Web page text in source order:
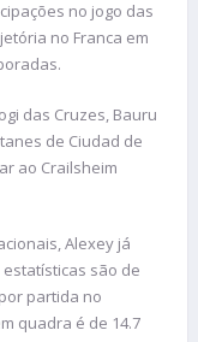
no jogo das
no Franca em
das Cruzes, Bauru
de Ciudad de
ao Crailsheim
Alexey já
estatísticas são de
partida no
quadra é de 14.7